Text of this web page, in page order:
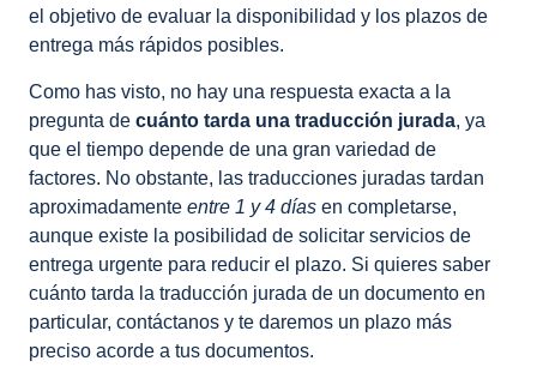
el objetivo de evaluar la disponibilidad y los plazos de
entrega más rápidos posibles.
Como has visto, no hay una respuesta exacta a la
pregunta de cuánto tarda una traducción jurada, ya
que el tiempo depende de una gran variedad de
factores. No obstante, las traducciones juradas tardan
aproximadamente entre 1 y 4 días en completarse,
aunque existe la posibilidad de solicitar servicios de
entrega urgente para reducir el plazo. Si quieres saber
cuánto tarda la traducción jurada de un documento en
particular, contáctanos y te daremos un plazo más
preciso acorde a tus documentos.